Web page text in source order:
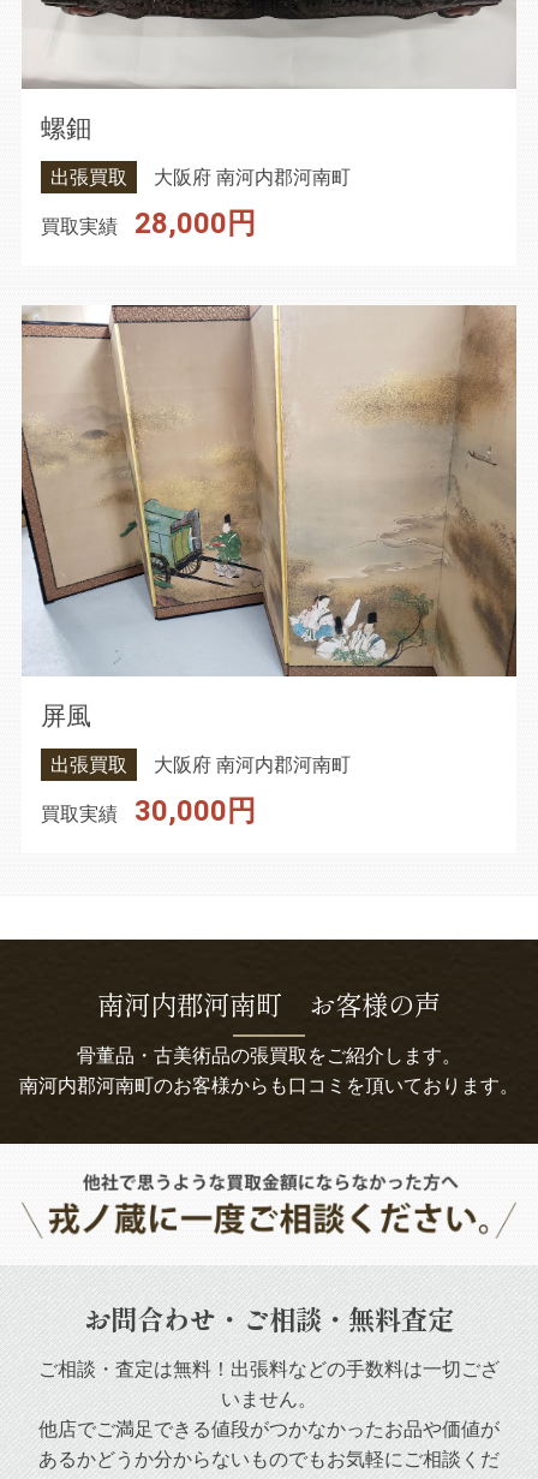
螺鈿
出張買取 大阪府 南河内郡河南町
買取実績 28,000円
屏風
出張買取 大阪府 南河内郡河南町
買取実績 30,000円
南河内郡河南町 お客様の声
骨董品・古美術品の張買取をご紹介します。
南河内郡河南町のお客様からも口コミを頂いております。
お問合わせ・ご相談・無料査定
ご相談・査定は無料！出張料などの手数料は一切ござ
いません。
他店でご満足できる値段がつかなかったお品や価値が
あるかどうか分からないものでもお気軽にご相談くだ